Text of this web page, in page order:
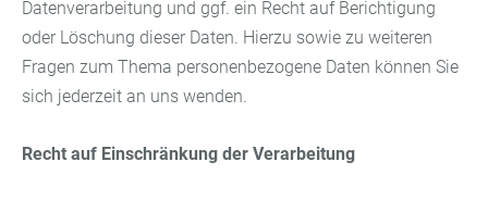
Datenverarbeitung und ggf. ein Recht auf Berichtigung
oder Löschung dieser Daten. Hierzu sowie zu weiteren
Fragen zum Thema personenbezogene Daten können Sie
sich jederzeit an uns wenden.
Recht auf Einschränkung der Verarbeitung